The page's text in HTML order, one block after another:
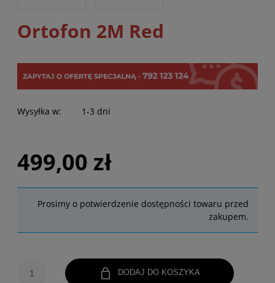
Ortofon 2M Red
Wysyłka w: 1-3 dni
499,00 zł
Prosimy o potwierdzenie dostępności towaru przed
zakupem.
DODAJ DO KOSZYKA